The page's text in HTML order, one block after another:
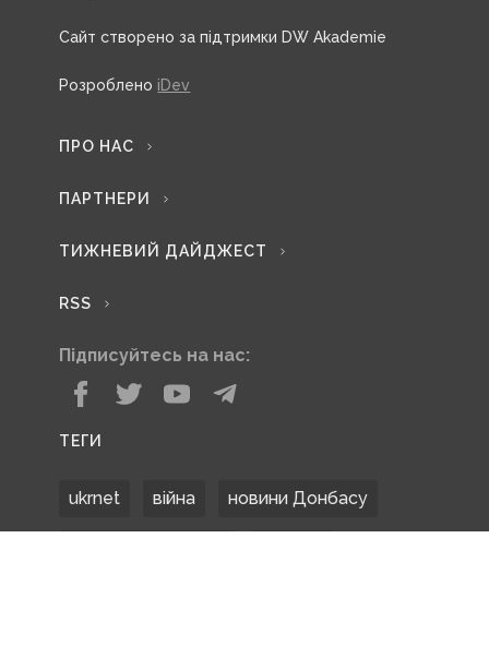
Сайт створено за підтримки DW Akademie
Розроблено iDev
ПРО НАС
ПАРТНЕРИ
ТИЖНЕВИЙ ДАЙДЖЕСТ
RSS
Підписуйтесь на нас:
ТЕГИ
ukrnet війна новини Донбасу